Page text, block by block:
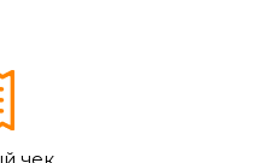
чек